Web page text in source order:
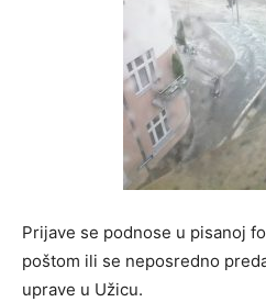
Prijave se podnose u pisanoj
poštom ili se neposredno
uprave u Užicu.